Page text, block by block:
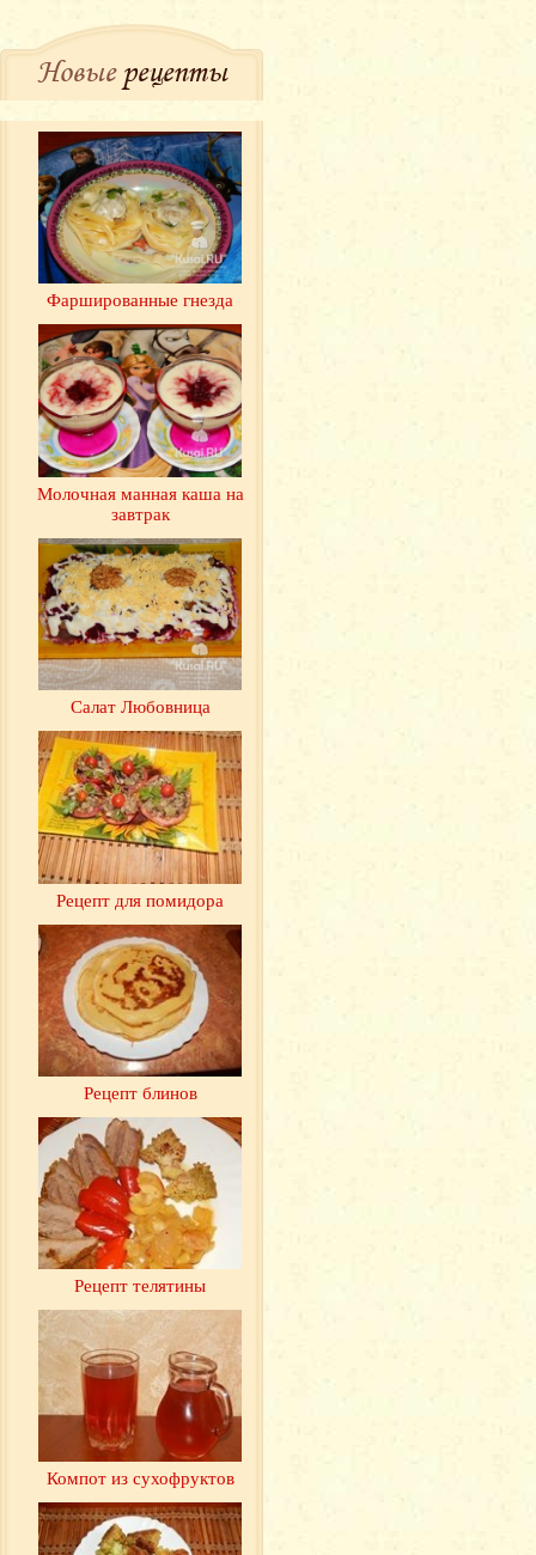
Новыерецепты
Фаршированные гнезда
Молочная манная каша на
завтрак
Салат Любовница
Рецепт для помидора
Рецепт блинов
Рецепт телятины
Компот из сухофруктов